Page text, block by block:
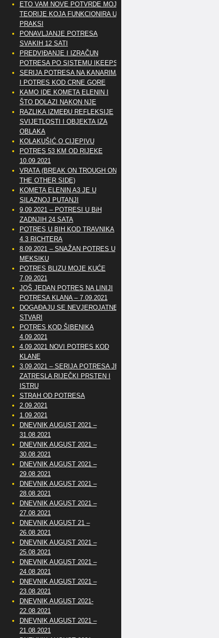
ETO VAM NOVE POTVRDE MOJE
TEORIJE KOJA FUNKCIONIRA U
PRAKSI
PONAVLJANJE POTRESA
SVAKIH 12 SATI
PREDVIĐANJE I IZRAČUN
POTRESA PO SISTEMU IKEEPS
SERIJA POTRESA NA KANARIMA
I POTRES KOD CRNE GORE
KAMO IDE KOMETA ELENIN I
ŠTO DOLAZI NAKON NJE
RAZLIKA IZMEĐU REFLEKSIJE
SVIJETLOSTI I OBJEKTA IZA
OBLAKA
KOLAKUŠIĆ O CIJEPIVU
POTRES 53 KM OD RIJEKE
10.09.2021
VRATA (BREAK ON TROUGH ON
THE OTHER SIDE)
KOMETA ELENIN A3 JE U
SILAZNOJ PUTANJI
9.09.2021 – POTRESI U BiH
ZADNJIH 24 SATA
POTRES U BIH KOD TRAVNIKA
4.3 RICHTERA
8.09.2021 – SNAŽAN POTRES U
MEKSIKU
POTRES BLIZU MOJE KUĆE
7.09.2021
JOŠ JEDAN POTRES NA LINIJI
POTRESA KLANA – 7.09.2021
DOGAĐAJU SE NEVJEROJATNE
STVARI
POTRES KOD ŠIBENIKA
4.09.2021
4.09.2021 NOVI POTRES KOD
KLANE
3.09.2021 – SERIJA POTRESA JE
ZATRESLA RIJEČKI PRSTEN I
ISTRU
STRAH OD POTRESA
2.09.2021
1.09.2021
DNEVNIK AUGUST 2021 –
31.08.2021
DNEVNIK AUGUST 2021 –
30.08.2021
DNEVNIK AUGUST 2021 –
29.08.2021
DNEVNIK AUGUST 2021 –
28.08.2021
DNEVNIK AUGUST 2021 –
27.08.2021
DNEVNIK AUGUST 21 –
26.08.2021
DNEVNIK AUGUST 2021 –
25.08.2021
DNEVNIK AUGUST 2021 –
24.08.2021
DNEVNIK AUGUST 2021 –
23.08.2021
DNEVNIK AUGUST 2021-
22.08.2021
DNEVNIK AUGUST 2021 –
21.08.2021